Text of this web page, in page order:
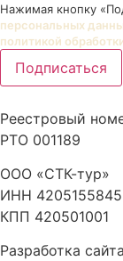
Нажимая кнопку
персональных
политикой
Подписаться
Реестровый
РТО 001189
ООО «СТК-тур»
ИНН 4205155845
КПП 420501001
Разработка сайта